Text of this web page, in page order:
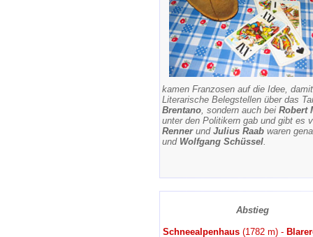
kamen Franzosen auf die Idee,
Literarische Belegstellen über das
Brentano, sondern auch bei Robert
unter den Politikern gab und gibt es
Rennerund Julius Raab waren
und Wolfgang Schüssel.
Abstieg
Schneealpenhaus (1782 m) -